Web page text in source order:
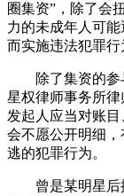
圈集资”，除了会
力的未成年人可
而实施违法犯罪行
除了集资的参
星权律师事务所
发起人应当对账
会不愿公开明细
逃的犯罪行为。
曾是某明星后